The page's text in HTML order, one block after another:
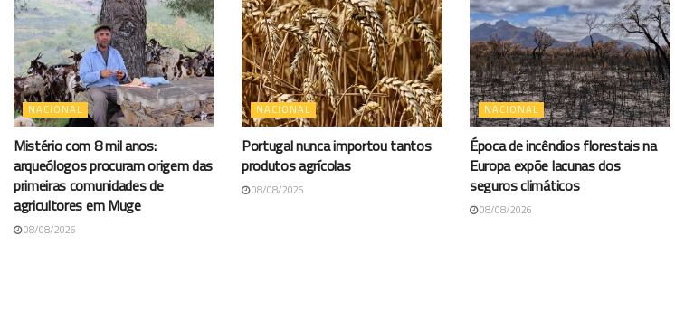
NACIONAL
Mistério com 8 mil anos:
arqueólogos procuram origem das
primeiras comunidades de
agricultores em Muge
08/08/2026
NACIONAL
Portugal nunca importou tantos
produtos agrícolas
08/08/2026
NACIONAL
Época de incêndios florestais na
Europa expõe lacunas dos
seguros climáticos
08/08/2026